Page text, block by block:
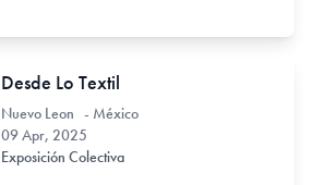
Desde Lo Textil
Nuevo Leon - México
09 Apr, 2025
Exposición Colectiva